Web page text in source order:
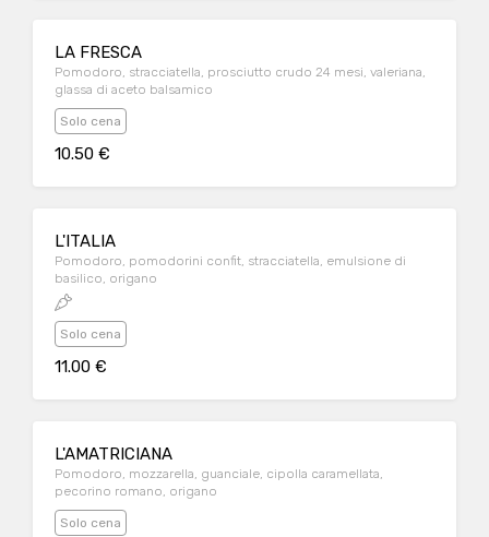
LA FRESCA
Pomodoro, stracciatella, prosciutto crudo 24 mesi, valeriana,
glassa di aceto balsamico
Solo cena
10.50 €
L'ITALIA
Pomodoro, pomodorini confit, stracciatella, emulsione di
basilico, origano
Solo cena
11.00 €
L'AMATRICIANA
Pomodoro, mozzarella, guanciale, cipolla caramellata,
pecorino romano, origano
Solo cena